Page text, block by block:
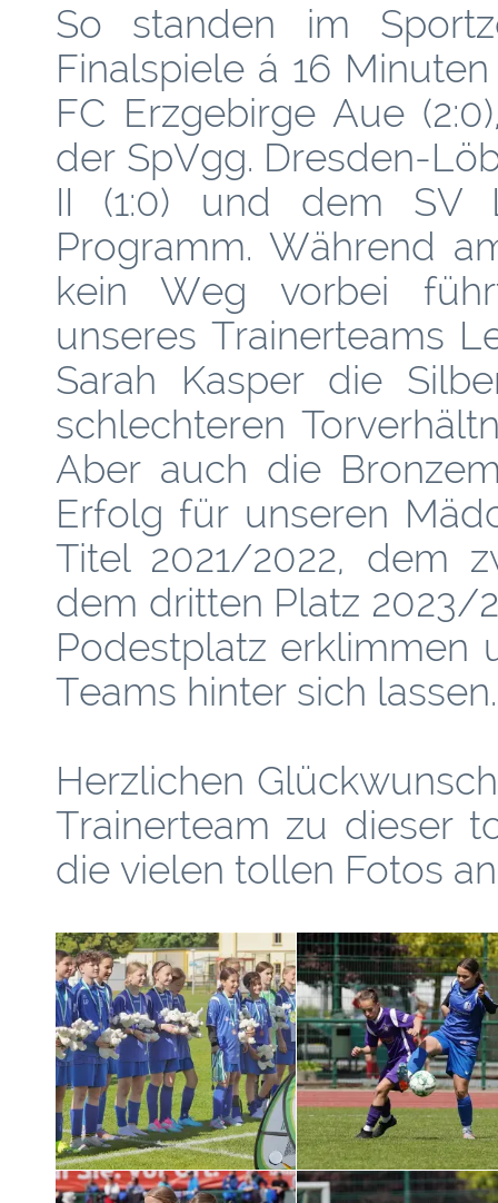
So standen im
Finalspiele á 16
FC Erzgebirge Aue
der SpVgg. Dresden-
II (1:0) und dem SV
Programm. Während
kein Weg vorbei
unseres Trainerteams
Sarah Kasper die
schlechteren
Aber auch die
Erfolg für unseren
Titel 2021/2022, dem
dem dritten Platz 2023/
Podestplatz erklimmen
Teams hinter sich lassen.
Herzlichen
Trainerteam zu dieser
die vielen tollen Fotos